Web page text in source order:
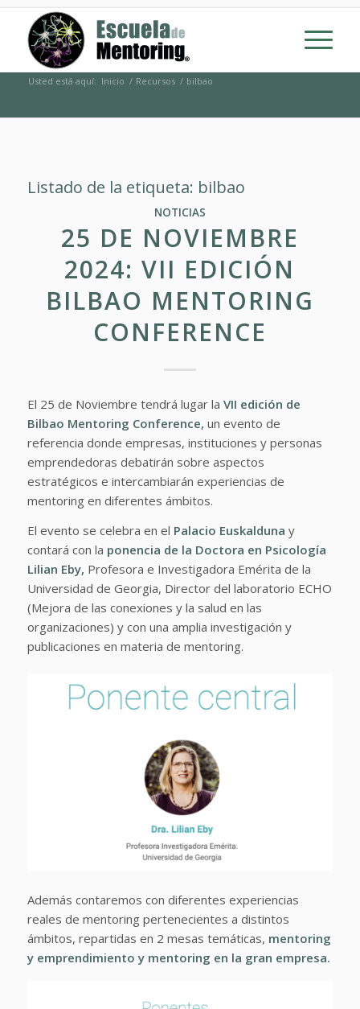
Usted está aquí: Inicio / Recursos / bilbao
Listado de la etiqueta: bilbao
NOTICIAS
25 DE NOVIEMBRE
2024: VII EDICIÓN
BILBAO MENTORING
CONFERENCE
El 25 de Noviembre tendrá lugar la VII edición de
Bilbao Mentoring Conference, un evento de
referencia donde empresas, instituciones y personas
emprendedoras debatirán sobre aspectos
estratégicos e intercambiarán experiencias de
mentoring en diferentes ámbitos.
El evento se celebra en el Palacio Euskalduna y
contará con la ponencia de la Doctora en Psicología
Lilian Eby, Profesora e Investigadora Emérita de la
Universidad de Georgia, Director del laboratorio ECHO
(Mejora de las conexiones y la salud en las
organizaciones) y con una amplia investigación y
publicaciones en materia de mentoring.
Además contaremos con diferentes experiencias
reales de mentoring pertenecientes a distintos
ámbitos, repartidas en 2 mesas temáticas, mentoring
y emprendimiento y mentoring en la gran empresa.